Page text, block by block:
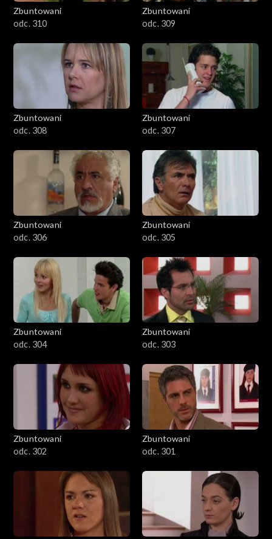
Zbuntowani
odc. 310
Zbuntowani
odc. 309
Zbuntowani
odc. 308
Zbuntowani
odc. 307
Zbuntowani
odc. 306
Zbuntowani
odc. 305
Zbuntowani
odc. 304
Zbuntowani
odc. 303
Zbuntowani
odc. 302
Zbuntowani
odc. 301